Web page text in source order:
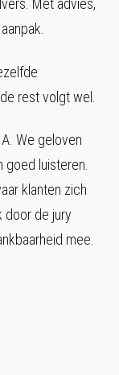
Met advies,
rest volgt wel.
We geloven
goed luisteren.
klanten zich
door de jury
mee.